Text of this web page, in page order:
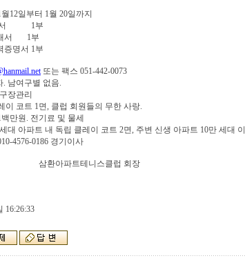
12일부터 1월 20일까지
력서 1부
1부
서 1부
또는 팩스 051-442-0073
. 남여구별 없음.
장관리
이 코트 1면, 클럽 회원들의 무한 사랑.
만원. 전기료 및 물세
대 아파트 내 독립 클레이 코트 2면, 주변 신생 아파트 10만 세대
4576-0186 경기이사
테니스클럽 회장
16:26:33